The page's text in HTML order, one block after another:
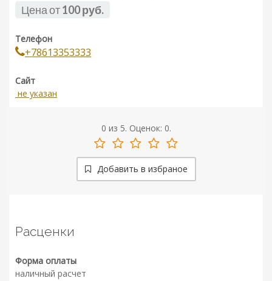
Цена от100 руб.
Телефон
+78613353333
Сайт
не указан
0 из 5. Оценок: 0.
Добавить в избраное
Расценки
Форма оплаты
наличный расчет